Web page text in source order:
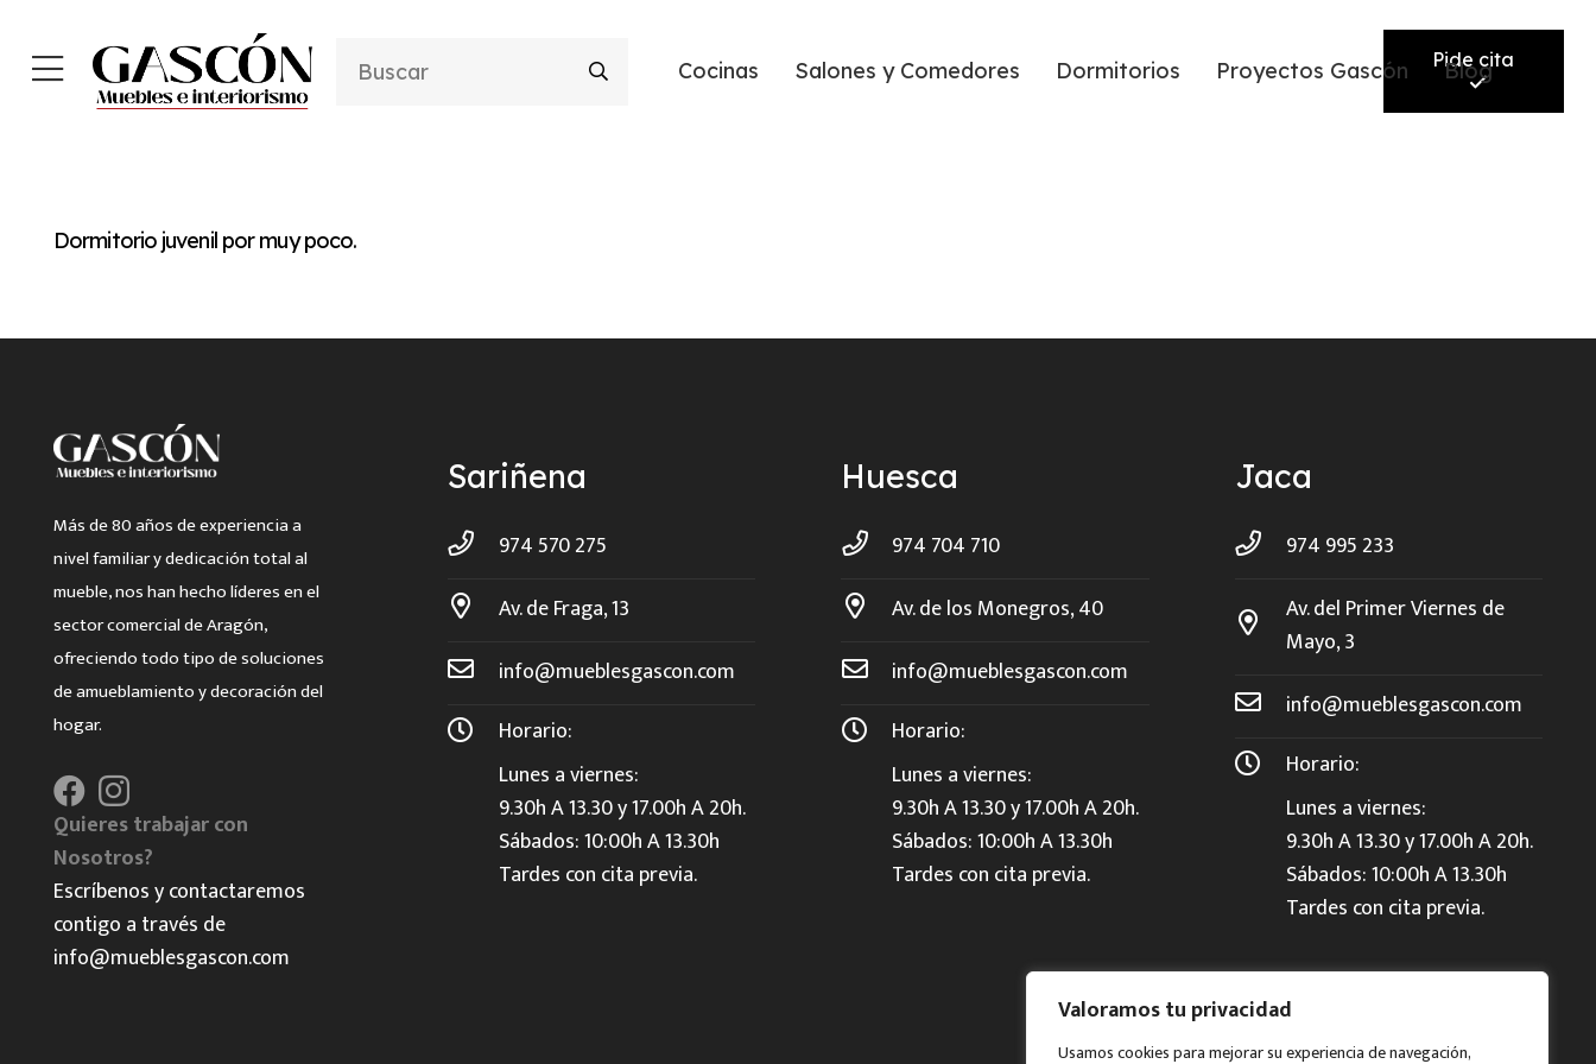
Valoramos tu privacidad
Usamos cookies para mejorar su experiencia de navegación,
Cocinas Salones y Comedores Dormitorios Proyectos Gascón Blog
Pide cita
Dormitorio juvenil por muy poco.
Más de 80 años de experiencia a
nivel familiar y dedicación total al
mueble, nos han hecho líderes en el
sector comercial de Aragón,
ofreciendo todo tipo de soluciones
de amueblamiento y decoración del
hogar.
Quieres trabajar con
Nosotros?
Escríbenos y contactaremos
contigo a través de
info@mueblesgascon.com
Sariñena
974 570 275
Av. de Fraga, 13
info@mueblesgascon.com
Horario:
Lunes a viernes:
9.30h A 13.30 y 17.00h A 20h.
Sábados: 10:00h A 13.30h
Tardes con cita previa.
Huesca
974 704 710
Av. de los Monegros, 40
info@mueblesgascon.com
Horario:
Lunes a viernes:
9.30h A 13.30 y 17.00h A 20h.
Sábados: 10:00h A 13.30h
Tardes con cita previa.
Jaca
974 995 233
Av. del Primer Viernes de
Mayo, 3
info@mueblesgascon.com
Horario:
Lunes a viernes:
9.30h A 13.30 y 17.00h A 20h.
Sábados: 10:00h A 13.30h
Tardes con cita previa.